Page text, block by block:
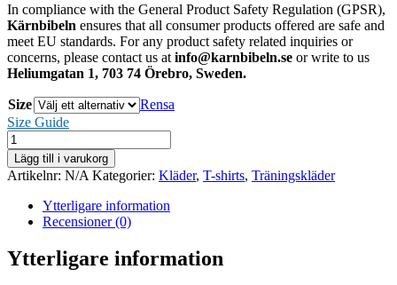
In compliance with the General Product Safety Regulation (GPSR),
Kärnbibeln ensures that all consumer products offered are safe and
meet EU standards. For any product safety related inquiries or
concerns, please contact us at info@karnbibeln.se or write to us
Heliumgatan 1, 703 74 Örebro, Sweden.
Size
Rensa
Size Guide
Gym
T-
Shirt
–
Tränar
lyfta
Kärnbibeln
Lägg till i varukorg
Artikelnr: N/A Kategorier: Kläder, T-shirts, Träningskläder
Ytterligare information
Recensioner (0)
Ytterligare information